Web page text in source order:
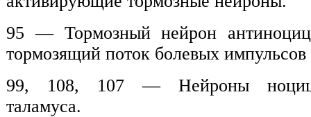
95 — Тормозный нейрон
тормозящий поток болевых импульсов
99, 108, 107 — Нейроны
таламуса.